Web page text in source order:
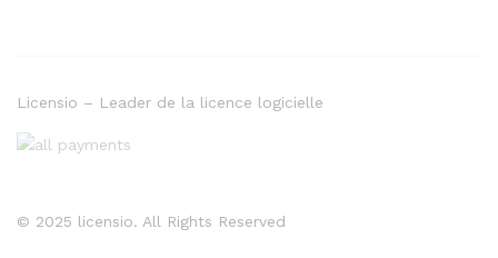
© 2025 licensio. All Rights Reserved
Licensio – Leader de la licence logicielle